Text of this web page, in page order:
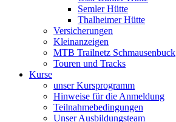
Semler Hütte
Thalheimer Hütte
Versicherungen
Kleinanzeigen
MTB Trailnetz Schmausenbuck
Touren und Tracks
Kurse
unser Kursprogramm
Hinweise für die Anmeldung
Teilnahmebedingungen
Unser Ausbildungsteam